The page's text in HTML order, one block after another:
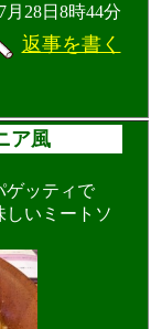
月28日8時44分
返事を書く
ア風
ゲッティで
いミートソ